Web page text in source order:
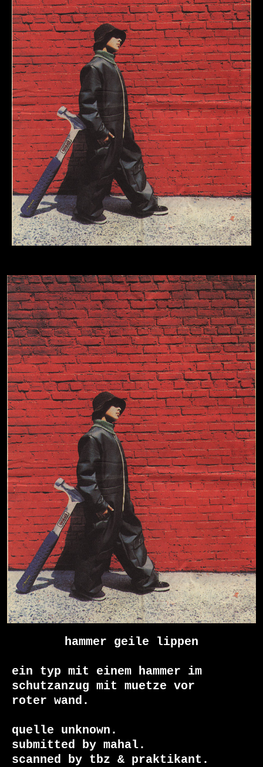
hammer geile lippen
ein typ mit einem hammer im
schutzanzug mit muetze vor
roter wand.
quelle unknown.
submitted by mahal.
scanned by tbz & praktikant.